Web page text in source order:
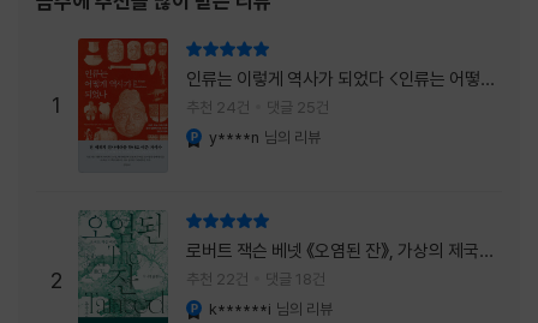
이 뒤따라왔다. 감출 수 없는 세계는 더 다정할
까 「등껍질」의 세계에서 사람들은 저마다 다른
등껍질을 달고 살아간다. 몸의 일부이면서 한
사람을 표현하는 수단
1
인류는 이렇게 역사가 되었다 <인류는 어떻게
역사가 되었나>
추천 24건 댓글 25건
y****n 님의 리뷰
2
로버트 잭슨 베넷 《오염된 잔》, 가상의 제국이
주는 실감과 미스터리 사건의 치밀함이 이루어
내는 최상의 시너지...
추천 22건 댓글 18건
k******i 님의 리뷰